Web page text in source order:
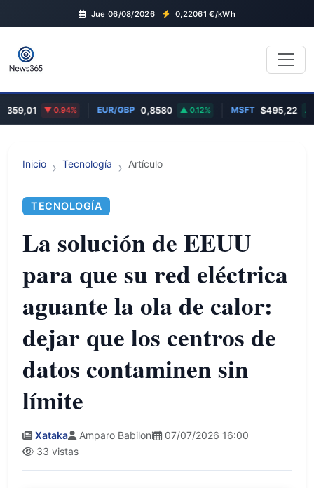
Jue 06/08/2026 0,22061 €/kWh
0.94% EUR/GBP 0,8580 0.12% MSFT $495,22
Inicio Tecnología Artículo
TECNOLOGÍA
La solución de EEUU
para que su red eléctrica
aguante la ola de calor:
dejar que los centros de
datos contaminen sin
límite
Xataka Amparo Babiloni
07/07/2026 16:00
33 vistas